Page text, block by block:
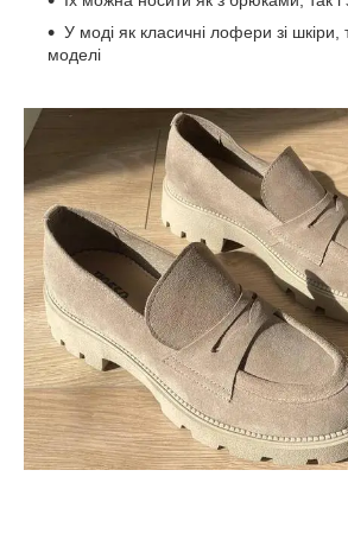
У моді як класичні лофери зі шкіри,
моделі